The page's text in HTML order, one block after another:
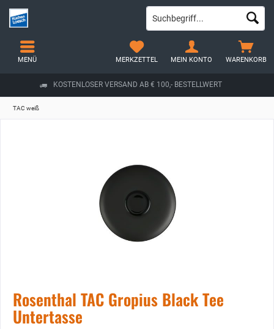
KOSTENLOSER VERSAND AB € 100,- BESTELLWERT
WARENKORB
MERKZETTEL MEIN KONTO
MENÜ
TAC weiß
Rosenthal TAC Gropius Black Tee
Untertasse